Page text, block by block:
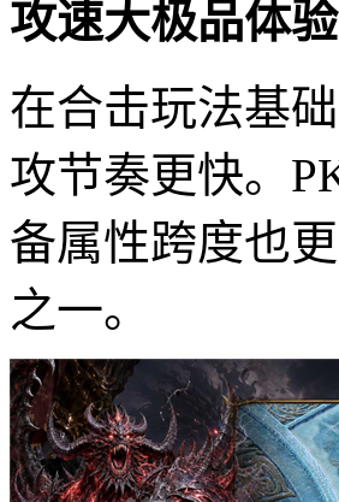
攻速大极品体验
在合击玩法基
攻节奏更快。
备属性跨度也
之一。